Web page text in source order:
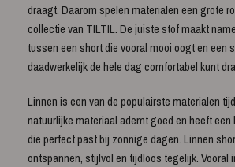
draagt. Daarom spelen materialen een grote
collectie van TILTIL. De juiste stof maakt
tussen een short die vooral mooi oogt en een
daadwerkelijk de hele dag comfortabel kunt
Linnen is een van de populairste materialen
natuurlijke materiaal ademt goed en heeft
die perfect past bij zonnige dagen. Linnen
ontspannen, stijlvol en tijdloos tegelijk. Vooral